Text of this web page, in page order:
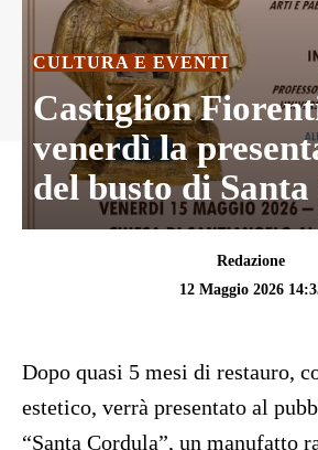
CULTURA E EVENTI
Castiglion
venerdì la
del busto di
Redazione
12 Maggio 2026
Dopo quasi 5 mesi di restauro,
estetico, verrà presentato al
“Santa Cordula”, un manufatto